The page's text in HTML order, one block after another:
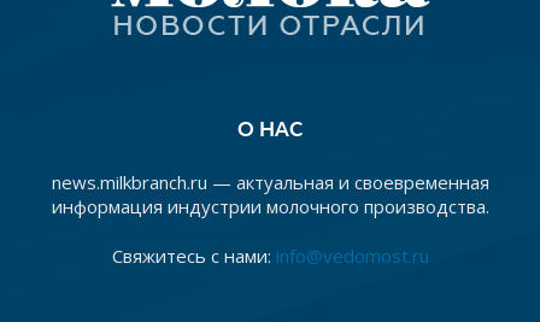
О НАС
news.milkbranch.ru — актуальная и своевременная
информация индустрии молочного производства.
Свяжитесь с нами: info@vedomost.ru